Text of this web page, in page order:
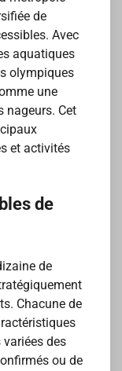
de
Avec
aquatiques
olympiques
une
nageurs. Cet
et activités
de
de
Chacune de
des
ou de